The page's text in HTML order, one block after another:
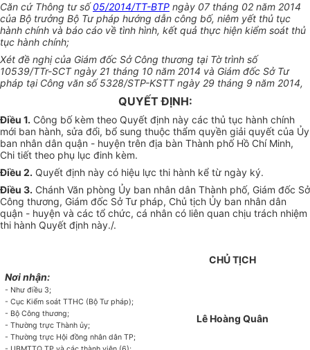
Căn cứ Thông tư số05/2014/TT-BTP ngày 07 tháng 02 năm 2014
của Bộ trưởng Bộ Tư pháp hướng dẫn công bố, niêm yết thủ tục
hành chính và báo cáo về tình hình, kết quả thực hiện kiểm soát thủ
tục hành chính;
Xét đề nghị của Giám đốc Sở Công thương tại Tờ trình số
10539/TTr-SCT ngày 21 tháng 10 năm 2014 và Giám đốc Sở Tư
pháp tại Công văn số 5328/STP-KSTT ngày 29 tháng 9 năm 2014,
QUYẾT ĐỊNH:
Điều 1. Công bố kèm theo Quyết định này các thủ tục hành chính
mới ban hành, sửa đổi, bổ sung thuộc thẩm quyền giải quyết của Ủy
ban nhân dân quận - huyện trên địa bàn Thành phố Hồ Chí Minh,
Chi tiết theo phụ lục đinh kèm.
Điều 2. Quyết định này có hiệu lực thi hành kể từ ngày ký.
Điều 3. Chánh Văn phòng Ủy ban nhân dân Thành phố, Giám đốc Sở
Công thương, Giám đốc Sở Tư pháp, Chủ tịch Ủy ban nhân dân
quận - huyện và các tổ chức, cá nhân có liên quan chịu trách nhiệm
thi hành Quyết định này./.
Nơi nhận:
- Như điều 3;
- Cục Kiểm soát TTHC (Bộ Tư pháp);
- Bộ Công thương;
- Thường trực Thành ủy;
- Thường trực Hội đồng nhân dân TP;
CHỦ TỊCH
Lê Hoàng Quân